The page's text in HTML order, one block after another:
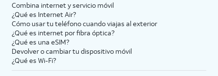
Combina internet y servicio móvil
¿Qué es Internet Air?
Cómo usar tu teléfono cuando viajas al exterior
¿Qué es internet por fibra óptica?
¿Qué es una eSIM?
Devolver o cambiar tu dispositivo móvil
¿Qué es Wi-Fi?